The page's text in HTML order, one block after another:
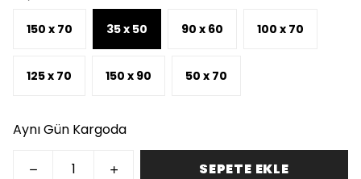
150 x 70 35 x 50 90 x 60 100 x 70
125 x 70 150 x 90 50 x 70
Aynı Gün Kargoda
SEPETE EKLE